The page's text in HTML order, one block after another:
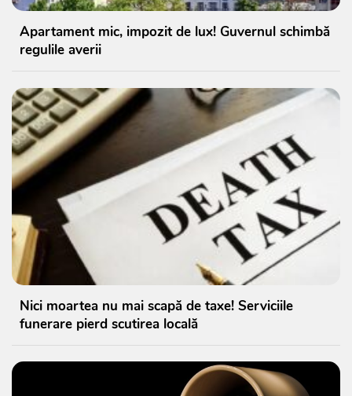
Apartament mic, impozit de lux! Guvernul schimbă
regulile averii
Nici moartea nu mai scapă de taxe! Serviciile
funerare pierd scutirea locală